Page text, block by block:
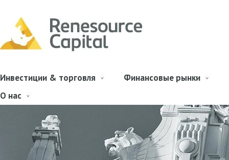
Инвестиции & торговля Финансовые рынки
О нас